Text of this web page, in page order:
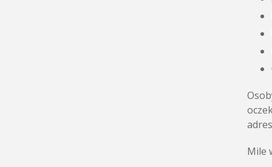
Mile